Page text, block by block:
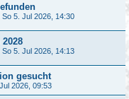
So 5. Jul 2026, 14:30
So 5. Jul 2026, 14:13
gesucht
2026, 09:53